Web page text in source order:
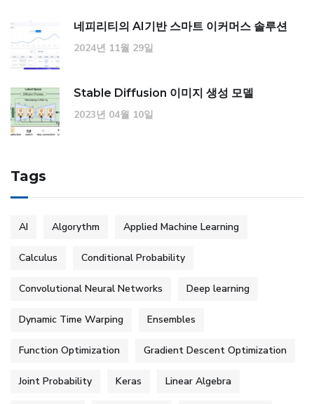
네피리티의 AI기반 스마트 이커머스 솔루션
2024년 11월 29일
Stable Diffusion 이미지 생성 모델
2023년 04월 10일
Tags
AI Algorythm Applied Machine Learning
Calculus Conditional Probability
Convolutional Neural Networks Deep learning
Dynamic Time Warping Ensembles
Function Optimization Gradient Descent Optimization
Joint Probability Keras Linear Algebra